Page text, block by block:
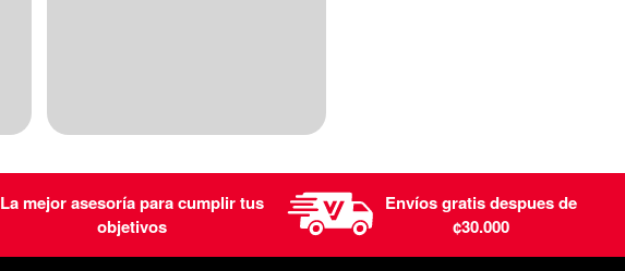
La mejor asesoría para cumplir tus
objetivos
Envíos gratis despues de
¢30.000